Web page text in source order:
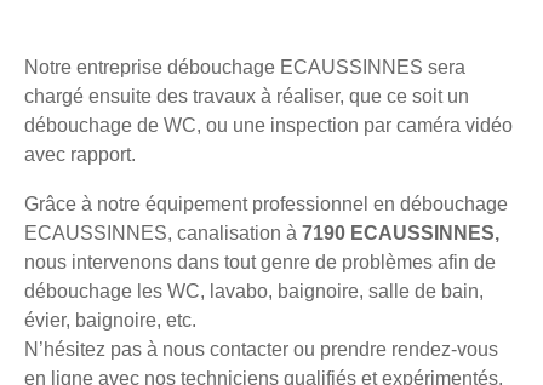
Notre entreprise débouchage ECAUSSINNES sera
chargé ensuite des travaux à réaliser, que ce soit un
débouchage de WC, ou une inspection par caméra vidéo
avec rapport.
Grâce à notre équipement professionnel en débouchage
ECAUSSINNES, canalisation à 7190 ECAUSSINNES,
nous intervenons dans tout genre de problèmes afin de
débouchage les WC, lavabo, baignoire, salle de bain,
évier, baignoire, etc.
N’hésitez pas à nous contacter ou prendre rendez-vous
en ligne avec nos techniciens qualifiés et expérimentés,